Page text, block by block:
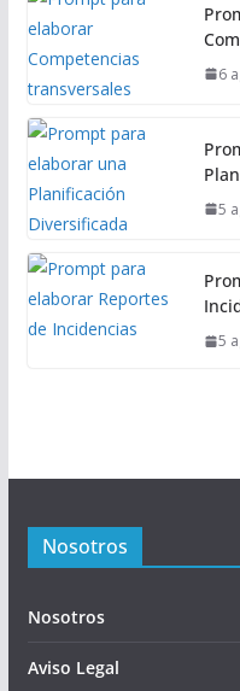
6
5
5
Nosotros
Nosotros
Aviso Legal